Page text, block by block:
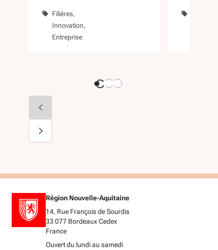
Rochelle
Filières
Innovation
Entreprise
Région Nouvelle-Aquitaine
14, Rue François de Sourdis
33 077 Bordeaux Cedex
France
Ouvert du lundi au samedi